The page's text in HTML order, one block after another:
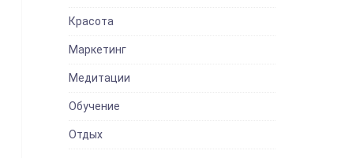
Красота
Маркетинг
Медитации
Обучение
Отдых